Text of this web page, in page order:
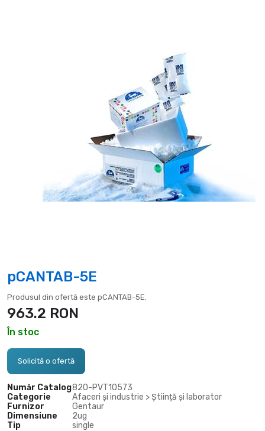
pCANTAB-5E
Produsul din ofertă este pCANTAB-5E.
963.2 RON
În stoc
Solicită o ofertă
Număr Catalog820-PVT10573
Categorie
Afaceri și industrie > Știință și laborator
Furnizor
Gentaur
Dimensiune
2ug
Tip
single